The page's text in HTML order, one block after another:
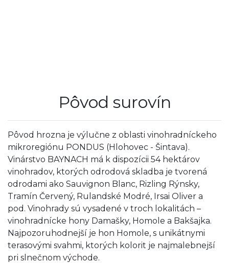
Pôvod surovín
Pôvod hrozna je výlučne z oblasti vinohradníckeho
mikroregiónu PONDUS (Hlohovec - Šintava).
Vinárstvo BAYNACH má k dispozícii 54 hektárov
vinohradov, ktorých odrodová skladba je tvorená
odrodami ako Sauvignon Blanc, Rizling Rýnsky,
Tramín Červený, Rulandské Modré, Irsai Oliver a
pod. Vinohrady sú vysadené v troch lokalitách –
vinohradnícke hony Damašky, Homole a Bakšajka.
Najpozoruhodnejší je hon Homole, s unikátnymi
terasovými svahmi, ktorých kolorit je najmalebnejší
pri slnečnom východe.